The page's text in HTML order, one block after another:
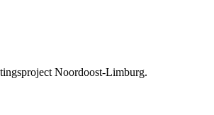
Noordoost-Limburg.